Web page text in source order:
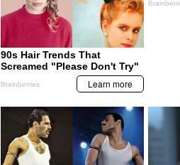
HONDURAS
Nombran a jueces para
extraditar a seis policías y a
un empresario de Honduras
HONDURAS
Suspenden
porque juez
contra
Unah
MIS TEMAS PREFERIDOS